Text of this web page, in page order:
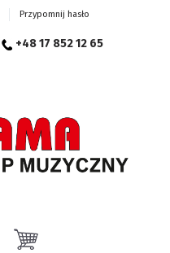
Przypomnij hasło
+48 17 852 12 65